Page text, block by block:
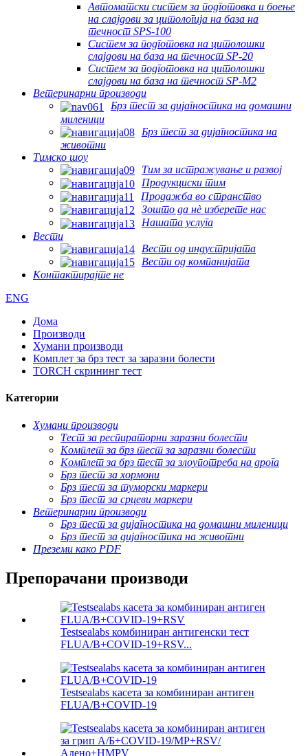
Автоматски систем за подготовка и боење
на слајдови за цитологија на база на
течност SPS-100
Систем за подготовка на цитолошки
слајдови на база на течност SP-20
Систем за подготовка на цитолошки
слајдови на база на течност SP-M2
Ветеринарни производи
Брз тест за дијагностика на домашни
миленици
Брз тест за дијагностика на
животни
Тимско шоу
Тим за истражување и развој
Продукциски тим
Продажба во странство
Зошто да нѐ изберете нас
Нашата услуга
Вести
Вести од индустријата
Вести од компанијата
Контактирајте не
ENG
Дома
Производи
Хумани производи
Комплет за брз тест за заразни болести
TORCH скрининг тест
Категории
Хумани производи
Тест за респираторни заразни болести
Комплет за брз тест за заразни болести
Комплет за брз тест за злоупотреба на дрога
Брз тест за хормони
Брз тест за туморски маркери
Брз тест за срцеви маркери
Ветеринарни производи
Брз тест за дијагностика на домашни миленици
Брз тест за дијагностика на животни
Преземи како PDF
Препорачани производи
Testsealabs комбиниран антигенски тест
FLUA/B+COVID-19+RSV...
Testsealabs касета за комбиниран антиген
FLUA/B+COVID-19